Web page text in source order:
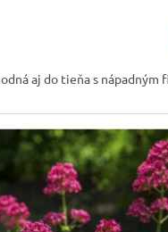
aj do tieňa s nápadným